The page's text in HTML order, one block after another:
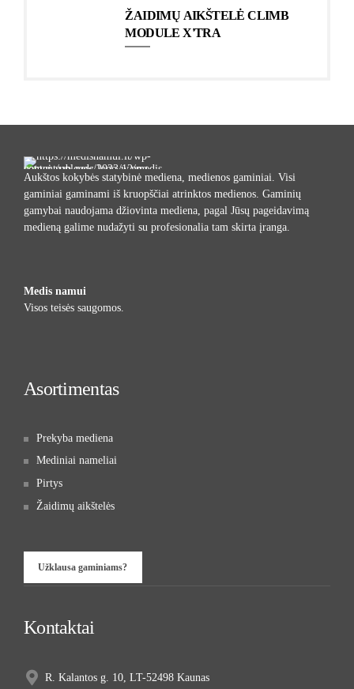
ŽAIDIMŲ AIKŠTELĖ CLIMB
MODULE X'TRA
Aukštos kokybės statybinė mediena, medienos gaminiai. Visi
gaminiai gaminami iš kruopščiai atrinktos medienos. Gaminių
gamybai naudojama džiovinta mediena, pagal Jūsų pageidavimą
medieną galime nudažyti su profesionalia tam skirta įranga.
Medis namui
Visos teisės saugomos.
Asortimentas
Prekyba mediena
Mediniai nameliai
Pirtys
Žaidimų aikštelės
Užklausa gaminiams?
Kontaktai
R. Kalantos g. 10, LT-52498 Kaunas